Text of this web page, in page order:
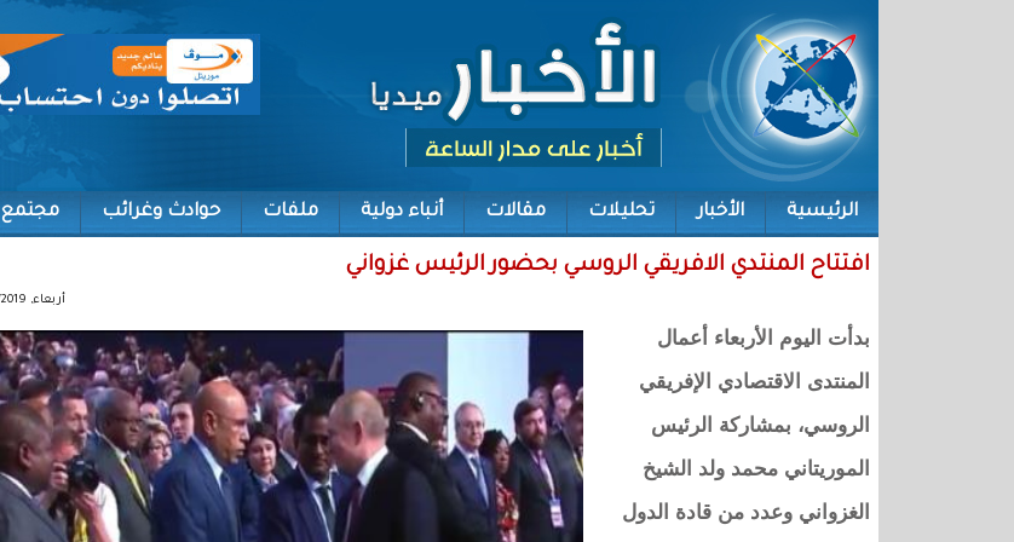
الرئيسية الأخبار تحليلات مقالات أنباء دولية ملفات حوادث وغرائب مجتمع
افتتاح المنتدي الافريقي الروسي بحضور الرئيس غزواني
أربعاء, 10/23/2019 - 15:08
بدأت اليوم الأربعاء أعمال
المنتدى الاقتصادي الإفريقي
الروسي، بمشاركة الرئيس
الموريتاني محمد ولد الشيخ
الغزواني وعدد من قادة الدول